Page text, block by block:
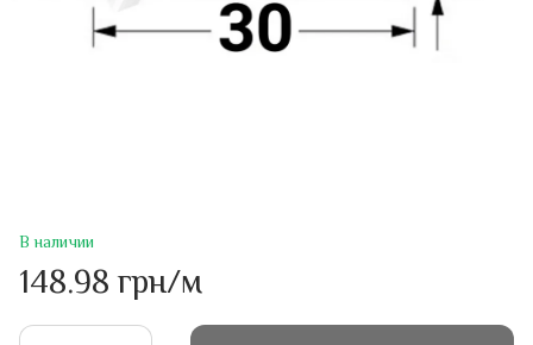
В наличии
148.98 грн/м